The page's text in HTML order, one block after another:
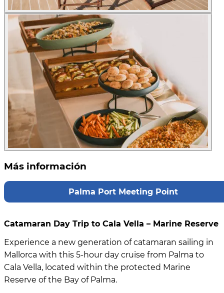
Más información
Palma Port Meeting Point
Catamaran Day Trip to Cala Vella – Marine Reserve
Experience a new generation of catamaran sailing in
Mallorca with this 5-hour day cruise from Palma to
Cala Vella, located within the protected Marine
Reserve of the Bay of Palma.